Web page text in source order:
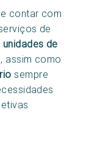
contar com
de
unidades de
assim como
sempre